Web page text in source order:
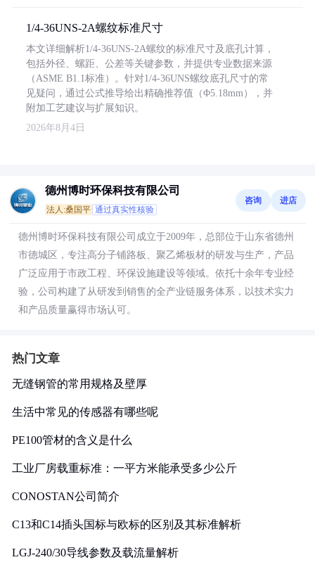
1/4-36UNS-2A螺纹标准尺寸
本文详细解析1/4-36UNS-2A螺纹的标准尺寸及底孔计算，
包括外径、螺距、公差等关键参数，并提供专业数据来源
（ASME B1.1标准）。针对1/4-36UNS螺纹底孔尺寸的常
见疑问，通过公式推导给出精确推荐值（Φ5.18mm），并
附加工艺建议与扩展知识。
2026年8月4日
德州博时环保科技有限公司
法人:桑国平 通过真实性核验
咨询 进店
德州博时环保科技有限公司成立于2009年，总部位于山东省德州
市德城区，专注高分子铺路板、聚乙烯板材的研发与生产，产品
广泛应用于市政工程、环保设施建设等领域。依托十余年专业经
验，公司构建了从研发到销售的全产业链服务体系，以技术实力
和产品质量赢得市场认可。
热门文章
无缝钢管的常用规格及壁厚
生活中常见的传感器有哪些呢
PE100管材的含义是什么
工业厂房载重标准：一平方米能承受多少公斤
CONOSTAN公司简介
C13和C14插头国标与欧标的区别及其标准解析
LGJ-240/30导线参数及载流量解析